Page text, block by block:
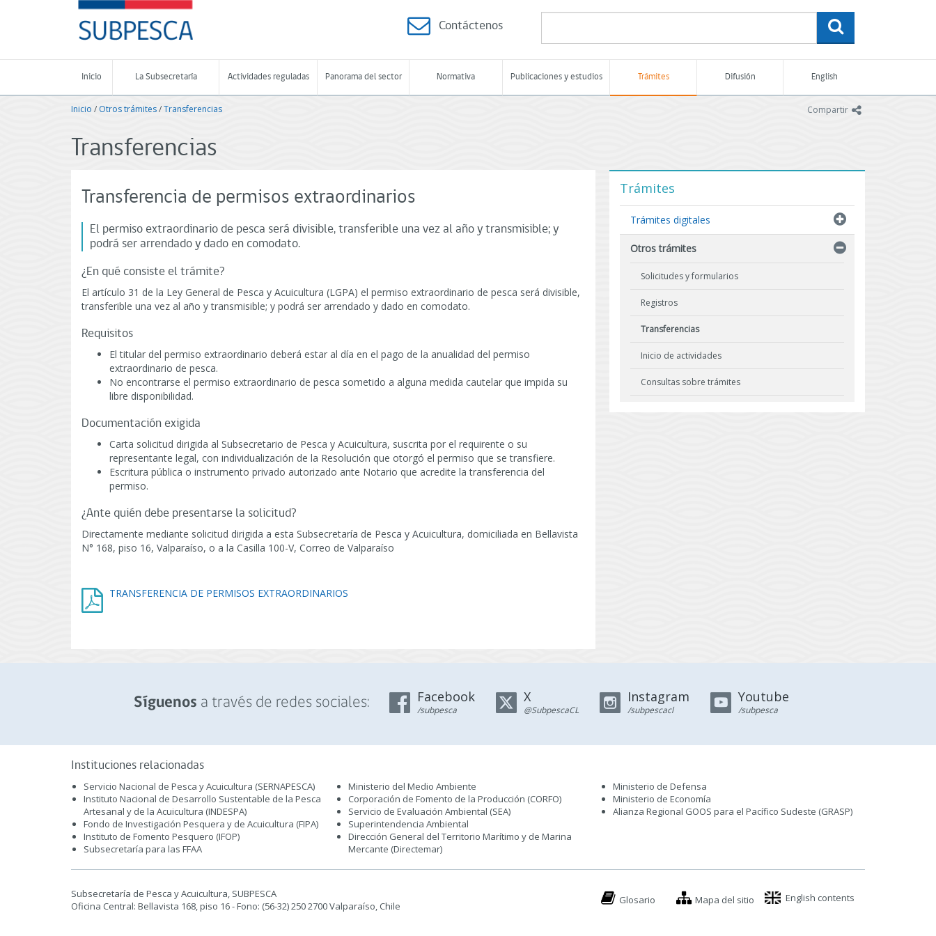
-
Subsecretaría
de
Pesca
Acuicultura
-
de
Chile
Contáctenos
Inicio La Subsecretaría Actividades reguladas Panorama del sector Normativa Publicaciones y estudios Trámites Difusión English
Compartir icono
Inicio / Otros trámites/Transferencias
Transferencias
Transferencia de permisos extraordinarios
El permiso extraordinario de pesca será divisible, transferible una vez al año y transmisible; y
podrá ser arrendado y dado en comodato.
¿En qué consiste el trámite?
El artículo 31 de la Ley General de Pesca y Acuicultura (LGPA) el permiso extraordinario de pesca será divisible,
transferible una vez al año y transmisible; y podrá ser arrendado y dado en comodato.
Requisitos
El titular del permiso extraordinario deberá estar al día en el pago de la anualidad del permiso
extraordinario de pesca.
No encontrarse el permiso extraordinario de pesca sometido a alguna medida cautelar que impida su
libre disponibilidad.
Documentación exigida
Carta solicitud dirigida al Subsecretario de Pesca y Acuicultura, suscrita por el requirente o su
representante legal, con individualización de la Resolución que otorgó el permiso que se transfiere.
Escritura pública o instrumento privado autorizado ante Notario que acredite la transferencia del
permiso.
¿Ante quién debe presentarse la solicitud?
Directamente mediante solicitud dirigida a esta Subsecretaría de Pesca y Acuicultura, domiciliada en Bellavista
N° 168, piso 16, Valparaíso, o a la Casilla 100-V, Correo de Valparaíso
TRANSFERENCIA DE PERMISOS EXTRAORDINARIOS
Trámites
Trámites digitales
Otros trámites
Solicitudes y formularios
Registros
Transferencias
Inicio de actividades
Consultas sobre trámites
Síguenos a través de redes sociales: Facebook
/subpesca
X
@SubpescaCL
Instagram
/subpescacl
Youtube
/subpesca
Instituciones relacionadas
Servicio Nacional de Pesca y Acuicultura (SERNAPESCA)
Instituto Nacional de Desarrollo Sustentable de la Pesca
Artesanal y de la Acuicultura (INDESPA)
Fondo de Investigación Pesquera y de Acuicultura (FIPA)
Instituto de Fomento Pesquero (IFOP)
Subsecretaría para las FFAA
Ministerio del Medio Ambiente
Corporación de Fomento de la Producción (CORFO)
Servicio de Evaluación Ambiental (SEA)
Superintendencia Ambiental
Dirección General del Territorio Marítimo y de Marina
Mercante (Directemar)
Ministerio de Defensa
Ministerio de Economía
Alianza Regional GOOS para el Pacífico Sudeste (GRASP)
Subsecretaría de Pesca y Acuicultura, SUBPESCA
Oficina Central: Bellavista 168, piso 16 - Fono: (56-32) 250 2700 Valparaíso, Chile
Glosario Mapa del sitio English contents